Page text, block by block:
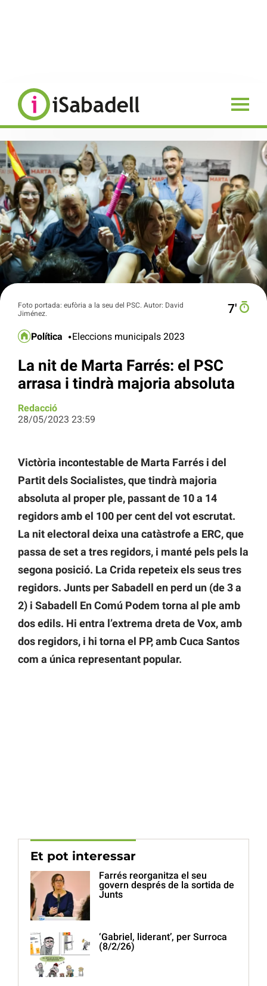
Foto portada: eufòria a la seu del PSC. Autor: David
Jiménez.
7′
Política Eleccions municipals 2023
La nit de Marta Farrés: el PSC
arrasa i tindrà majoria absoluta
Redacció
28/05/2023 23:59
Victòria incontestable de Marta Farrés i del
Partit dels Socialistes, que tindrà majoria
absoluta al proper ple, passant de 10 a 14
regidors amb el 100 per cent del vot escrutat.
La nit electoral deixa una catàstrofe a ERC, que
passa de set a tres regidors, i manté pels pels la
segona posició. La Crida repeteix els seus tres
regidors. Junts per Sabadell en perd un (de 3 a
2) i Sabadell En Comú Podem torna al ple amb
dos edils. Hi entra l’extrema dreta de Vox, amb
dos regidors, i hi torna el PP, amb Cuca Santos
com a única representant popular.
Et pot interessar
Farrés reorganitza el seu
govern després de la sortida de
Junts
‘Gabriel, liderant’, per Surroca
(8/2/26)